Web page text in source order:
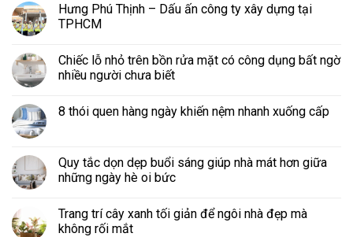
Hưng Phú Thịnh – Dấu ấn công ty xây dựng tại
TPHCM
Chiếc lỗ nhỏ trên bồn rửa mặt có công dụng bất ngờ
nhiều người chưa biết
8 thói quen hàng ngày khiến nệm nhanh xuống cấp
Quy tắc dọn dẹp buổi sáng giúp nhà mát hơn giữa
những ngày hè oi bức
Trang trí cây xanh tối giản để ngôi nhà đẹp mà
không rối mắt